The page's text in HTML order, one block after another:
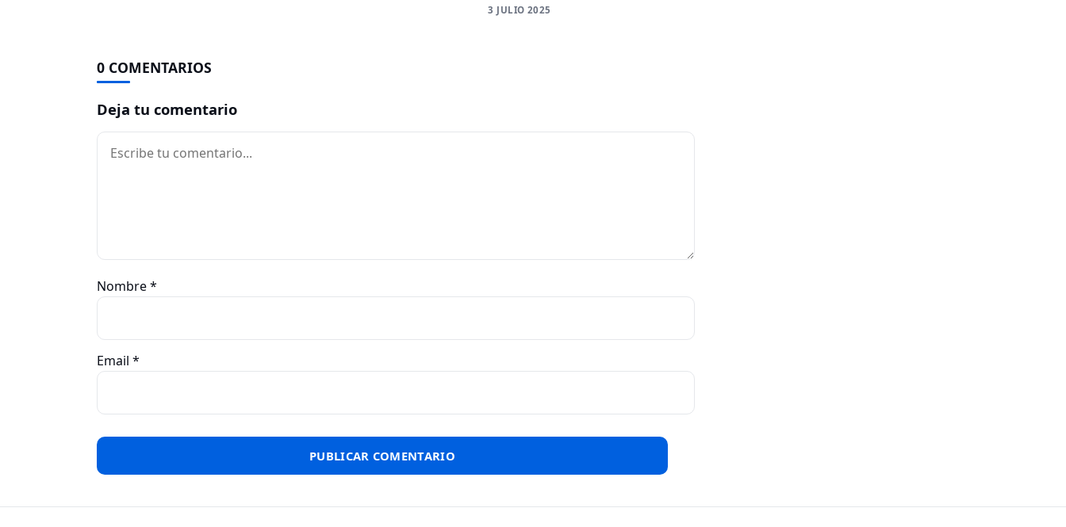
3 JULIO 2025
0 COMENTARIOS
Deja tu comentario
Comentario
Nombre*
Email *